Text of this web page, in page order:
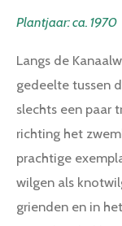
Plantjaar: ca. 1970
Langs de
gedeelte tussen
slechts een paar
richting het
prachtige
wilgen als
grienden en in